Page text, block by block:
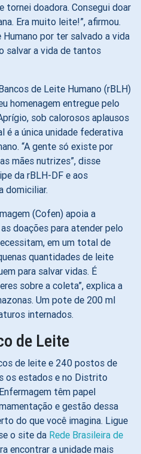
tornei doadora. Consegui doar
Era muito leite!”, afirmou.
Humano por ter salvado a vida
salvar a vida de tantos
de Leite Humano (rBLH)
homenagem entregue pelo
sob calorosos aplausos
é a única unidade federativa
“A gente só existe por
mães nutrizes”, disse
da rBLH-DF e aos
domiciliar.
(Cofen) apoia a
doações para atender pelo
em um total de
quantidades de leite
para salvar vidas. É
sobre a coleta”, explica a
Um pote de 200 ml
internados.
de Leite
de leite e 240 postos de
os estados e no Distrito
têm papel
e gestão dessa
do que você imagina. Ligue
o site da Rede Brasileira de
encontrar a unidade mais